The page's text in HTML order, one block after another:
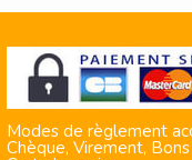
Modes de règlement
Chèque, Virement,